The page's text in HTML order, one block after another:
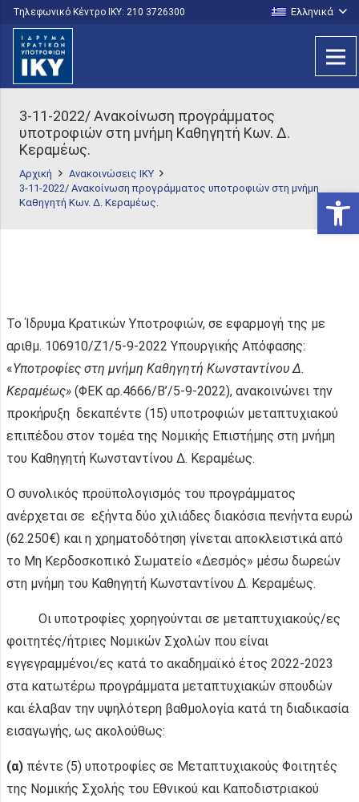
Τηλεφωνικό Κέντρο IKY: 210 3726300 Ελληνικά
3-11-2022/ Ανακοίνωση προγράμματος
υποτροφιών στη μνήμη Καθηγητή Κων. Δ.
Κεραμέως.
Αρχική
Ανακοινώσεις ΙΚΥ
3-11-2022/ Ανακοίνωση προγράμματος υποτροφιών στη μνήμη
Καθηγητή Κων. Δ. Κεραμέως.
Το Ίδρυμα Κρατικών Υποτροφιών, σε εφαρμογή της με
αριθμ. 106910/Z1/5-9-2022 Υπουργικής Απόφασης:
«Υποτροφίες στη μνήμη Καθηγητή Κωνσταντίνου Δ.
Κεραμέως» (ΦΕΚ αρ.4666/B’/5-9-2022), ανακοινώνει την
προκήρυξη δεκαπέντε (15) υποτροφιών μεταπτυχιακού
επιπέδου στον τομέα της Νομικής Επιστήμης στη μνήμη
του Καθηγητή Κωνσταντίνου Δ. Κεραμέως.
Ο συνολικός προϋπολογισμός του προγράμματος
ανέρχεται σε εξήντα δύο χιλιάδες διακόσια πενήντα ευρώ
(62.250€) και η χρηματοδότηση γίνεται αποκλειστικά από
το Μη Κερδοσκοπικό Σωματείο «Δεσμός» μέσω δωρεών
στη μνήμη του Καθηγητή Κωνσταντίνου Δ. Κεραμέως.
Οι υποτροφίες χορηγούνται σε μεταπτυχιακούς/ες
φοιτητές/ήτριες Νομικών Σχολών που είναι
εγγεγραμμένοι/ες κατά το ακαδημαϊκό έτος 2022-2023
στα κατωτέρω προγράμματα μεταπτυχιακών σπουδών
και έλαβαν την υψηλότερη βαθμολογία κατά τη διαδικασία
εισαγωγής, ως ακολούθως:
(α) πέντε (5) υποτροφίες σε Μεταπτυχιακούς Φοιτητές
της Νομικής Σχολής του Εθνικού και Καποδιστριακού